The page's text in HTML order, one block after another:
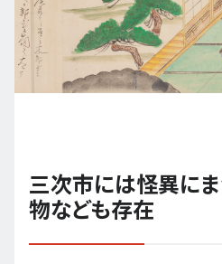
三次市には怪異に
物なども存在